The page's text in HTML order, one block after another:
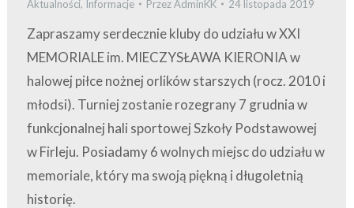
Aktualności, Informacje PrzezAdminKK 24 listopada 2019
Zapraszamy serdecznie kluby do udziału w XXI
MEMORIALE im. MIECZYSŁAWA KIERONIA w
halowej piłce nożnej orlików starszych (rocz. 2010 i
młodsi). Turniej zostanie rozegrany 7 grudnia w
funkcjonalnej hali sportowej Szkoły Podstawowej
w Firleju. Posiadamy 6 wolnych miejsc do udziału w
memoriale, który ma swoją piękną i długoletnią
historię.